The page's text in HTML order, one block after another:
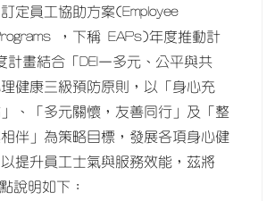
定員工協助方案(Employee
，下稱 EAPs)年度推動計
計畫結合「DEI–多元、公平與共
健康三級預防原則，以「身心充
、「多元關懷，友善同行」及「整
伴」為策略目標，發展各項身心健
提升員工士氣與服務效能，茲將
說明如下：